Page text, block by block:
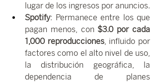
lugar de los ingresos por anuncios.
Spotify: Permanece entre los que
pagan menos, con $3.0 por cada
1,000 reproducciones, influido por
factores como el alto nivel de uso,
la distribución geográfica, la
dependencia de planes